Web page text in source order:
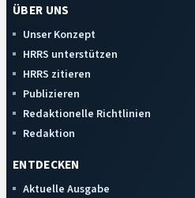
ÜBER UNS
Unser Konzept
HRRS unterstützen
HRRS zitieren
Publizieren
Redaktionelle Richtlinien
Redaktion
ENTDECKEN
Aktuelle Ausgabe